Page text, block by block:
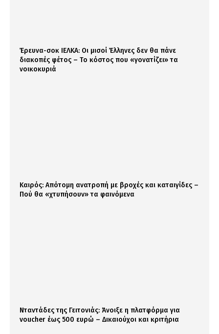
Έρευνα-σοκ ΙΕΛΚΑ: Οι μισοί Έλληνες δεν θα πάνε
διακοπές φέτος – Το κόστος που «γονατίζει» τα
νοικοκυριά
Καιρός: Απότομη ανατροπή με βροχές και καταιγίδες –
Πού θα «χτυπήσουν» τα φαινόμενα
Νταντάδες της Γειτονιάς: Άνοιξε η πλατφόρμα για
voucher έως 500 ευρώ – Δικαιούχοι και κριτήρια